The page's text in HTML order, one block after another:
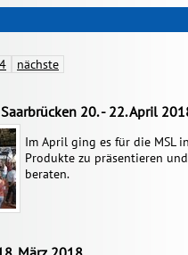
4
nächste
20. - 22. April
Im April ging es für die MSL
Produkte zu präsentieren
beraten.